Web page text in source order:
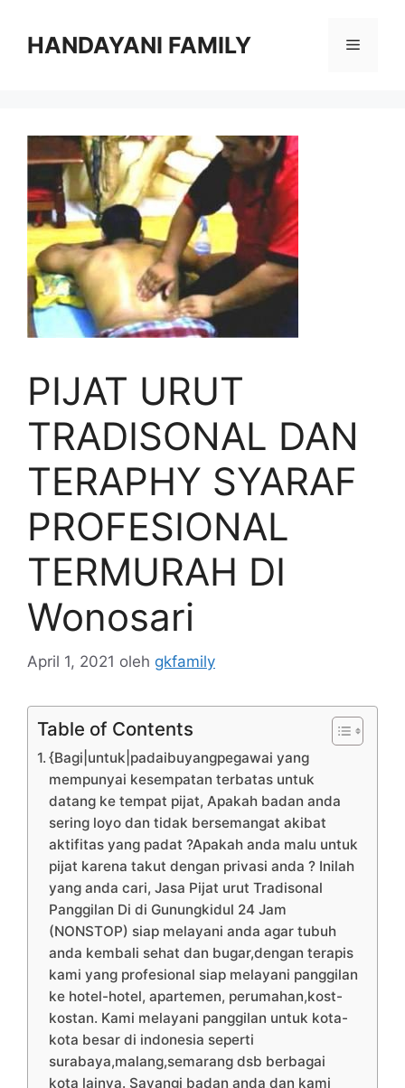
HANDAYANI FAMILY Menu
PIJAT URUT
TRADISONAL DAN
TERAPHY SYARAF
PROFESIONAL
TERMURAH DI
Wonosari
April 1, 2021 oleh gkfamily
Table of Contents
{Bagi|untuk|padaibuyangpegawai yang
mempunyai kesempatan terbatas untuk
datang ke tempat pijat, Apakah badan anda
sering loyo dan tidak bersemangat akibat
aktifitas yang padat ?Apakah anda malu untuk
pijat karena takut dengan privasi anda ? Inilah
yang anda cari, Jasa Pijat urut Tradisonal
Panggilan Di di Gunungkidul 24 Jam
(NONSTOP) siap melayani anda agar tubuh
anda kembali sehat dan bugar,dengan terapis
kami yang profesional siap melayani panggilan
ke hotel-hotel, apartemen, perumahan,kost-
kostan. Kami melayani panggilan untuk kota-
kota besar di indonesia seperti
surabaya,malang,semarang dsb berbagai
kota lainya. Sayangi badan anda dan kami